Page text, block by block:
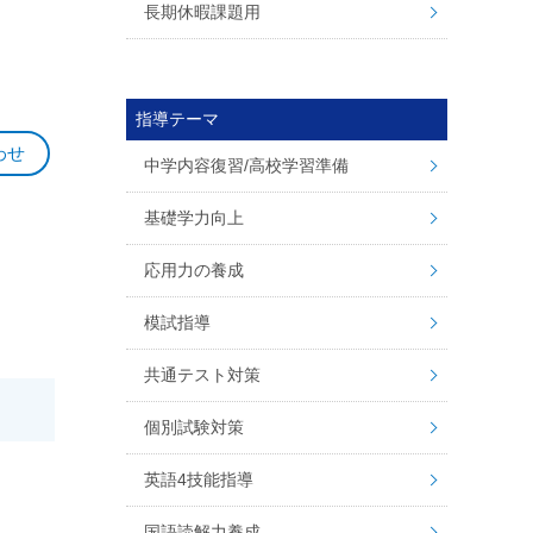
長期休暇課題用
指導テーマ
中学内容復習/高校学習準備
基礎学力向上
応用力の養成
模試指導
共通テスト対策
個別試験対策
英語4技能指導
せ